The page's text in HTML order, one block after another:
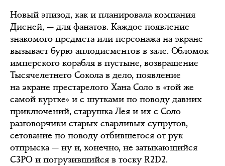
Новый эпизод, как и планировала компания
Дисней, — для фанатов. Каждое появление
знакомого предмета или персонажа на экране
вызывает бурю аплодисментов в зале. Обломок
имперского корабля в пустыне, возвращение
Тысячелетнего Сокола в дело, появление
на экране престарелого Хана Соло в «той же
самой куртке» и с шутками по поводу давних
приключений, старушка Лея и их с Соло
разговорчики старых сварливых супругов,
сетование по поводу отбившегося от рук
отпрыска — ну и, конечно, не затыкающийся
C3PO и погрузившийся в тоску R2D2.